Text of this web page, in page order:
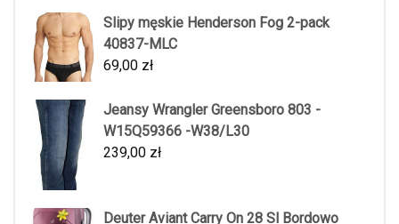
Slipy męskie Henderson Fog 2-pack
40837-MLC
69,00 zł
Jeansy Wrangler Greensboro 803 -
W15Q59366 -W38/L30
239,00 zł
Deuter Aviant Carry On 28 Sl Bordowo